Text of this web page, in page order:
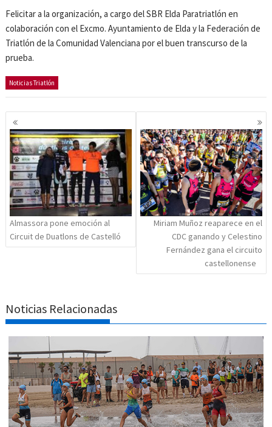
Felicitar a la organización, a cargo del SBR Elda Paratriatlón en
colaboración con el Excmo. Ayuntamiento de Elda y la Federación de
Triatlón de la Comunidad Valenciana por el buen transcurso de la
prueba.
Noticias Triatlón
Navegación
de
entradas
Almassora pone emoción al
Circuit de Duatlons de Castelló
Miriam Muñoz reaparece en el
CDC ganando y Celestino
Fernández gana el circuito
castellonense
Noticias Relacionadas